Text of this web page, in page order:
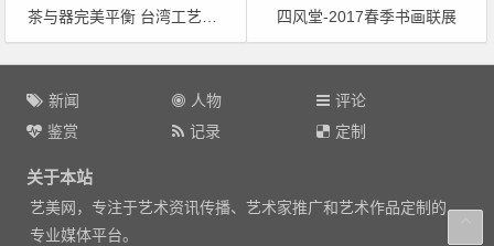
茶与器完美平衡 台湾工艺展极致技艺
四风堂-2017春季书画联展
文
新闻 人物
评论
鉴赏
记录 定制
关于本站
艺美网，专注于艺术资讯传播、艺术家推广和艺术作品定制的
专业媒体平台。